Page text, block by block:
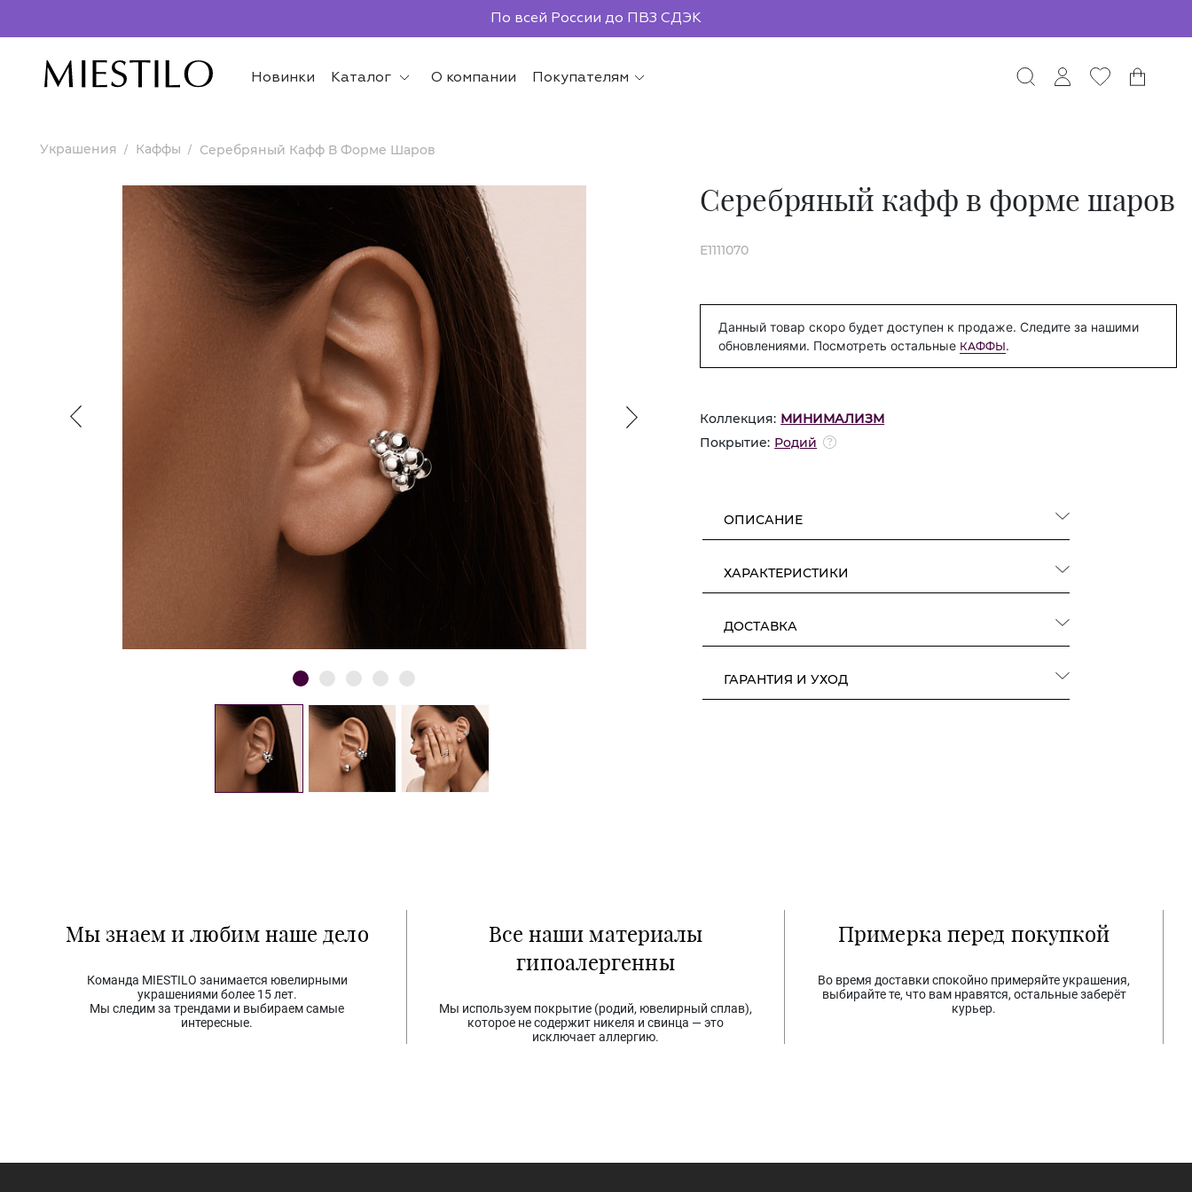
По всей России до ПВЗ СДЭК
Новинки Каталог О компании Покупателям
Украшения Каффы Серебряный Кафф В Форме Шаров
Серебряный кафф в форме шаров
E1111070
Данный товар скоро будет доступен к продаже. Следите за нашими
обновлениями. Посмотреть остальные КАФФЫ.
Коллекция: МИНИМАЛИЗМ
Покрытие: Родий
ОПИСАНИЕ
ХАРАКТЕРИСТИКИ
ДОСТАВКА
ГАРАНТИЯ И УХОД
Мы знаем и любим наше дело
Команда MIESTILO занимается ювелирными
украшениями более 15 лет.
Мы следим за трендами и выбираем самые
интересные.
Все наши материалы
гипоалергенны
Мы используем покрытие (родий, ювелирный сплав),
которое не содержит никеля и свинца — это
исключает аллергию.
Примерка перед покупкой
Во время доставки спокойно примеряйте украшения,
выбирайте те, что вам нравятся, остальные заберёт
курьер.